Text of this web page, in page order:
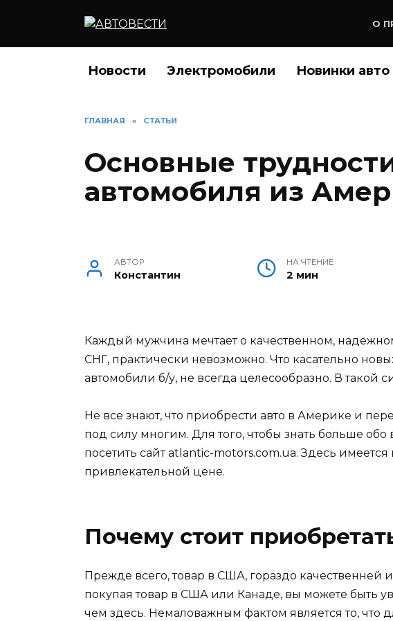
О
Новости Электромобили Новинки авто
ГЛАВНАЯ » СТАТЬИ
Основные
автомобиля из
АВТОР
Константин
НА ЧТЕНИЕ
2 мин
Каждый мужчина мечтает о качественном,
СНГ, практически невозможно. Что касательно
автомобили б/у, не всегда целесообразно. В
Не все знают, что приобрести авто в Америке и
под силу многим. Для того, чтобы знать больше
посетить сайтatlantic-motors.com.ua. Здесь имеется
привлекательной цене.
Почему стоит
Прежде всего, товар в США, гораздо
покупая товар в США или Канаде, вы можете быть
чем здесь. Немаловажным фактом является то, что